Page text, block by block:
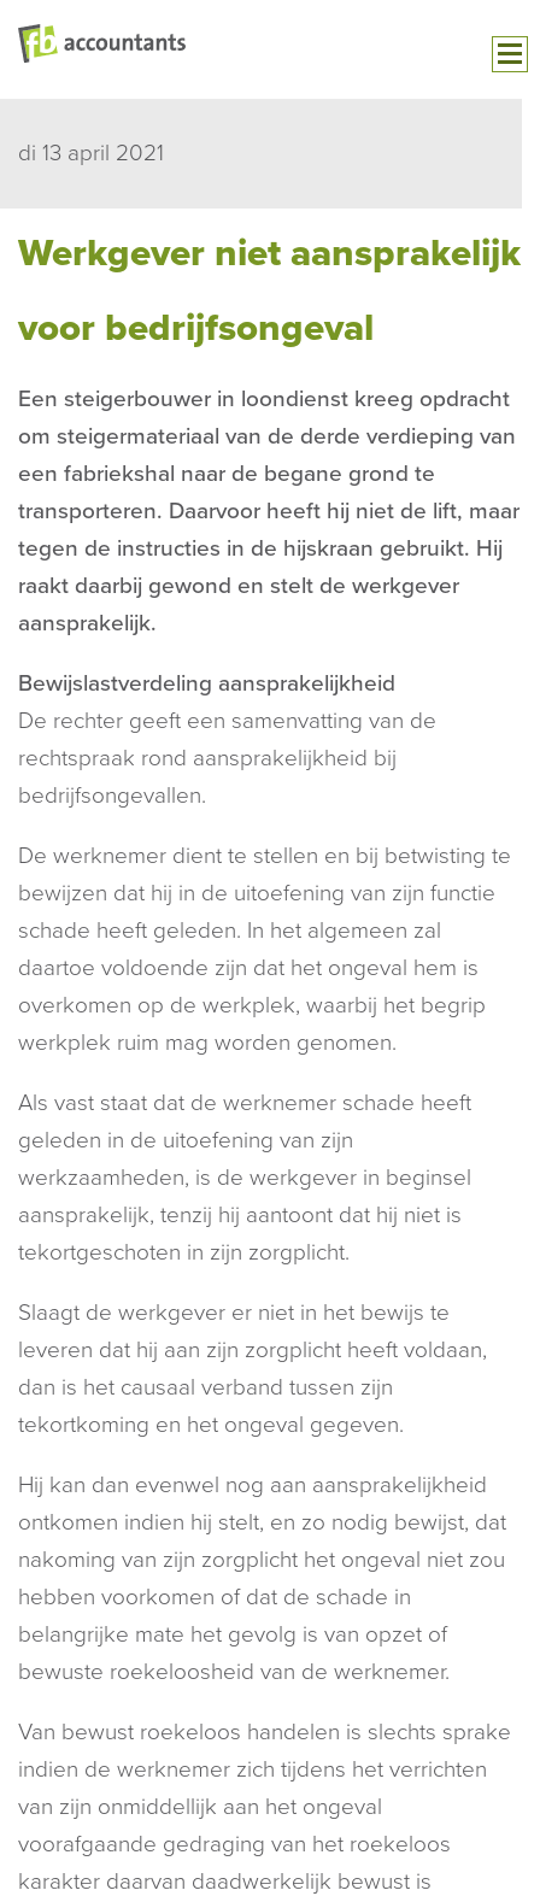
di 13 april 2021
Werkgever niet aansprakelijk
voor bedrijfsongeval
Een steigerbouwer in loondienst kreeg opdracht
om steigermateriaal van de derde verdieping van
een fabriekshal naar de begane grond te
transporteren. Daarvoor heeft hij niet de lift, maar
tegen de instructies in de hijskraan gebruikt. Hij
raakt daarbij gewond en stelt de werkgever
aansprakelijk.
Bewijslastverdeling aansprakelijkheid
De rechter geeft een samenvatting van de
rechtspraak rond aansprakelijkheid bij
bedrijfsongevallen.
De werknemer dient te stellen en bij betwisting te
bewijzen dat hij in de uitoefening van zijn functie
schade heeft geleden. In het algemeen zal
daartoe voldoende zijn dat het ongeval hem is
overkomen op de werkplek, waarbij het begrip
werkplek ruim mag worden genomen.
Als vast staat dat de werknemer schade heeft
geleden in de uitoefening van zijn
werkzaamheden, is de werkgever in beginsel
aansprakelijk, tenzij hij aantoont dat hij niet is
tekortgeschoten in zijn zorgplicht.
Slaagt de werkgever er niet in het bewijs te
leveren dat hij aan zijn zorgplicht heeft voldaan,
dan is het causaal verband tussen zijn
tekortkoming en het ongeval gegeven.
Hij kan dan evenwel nog aan aansprakelijkheid
ontkomen indien hij stelt, en zo nodig bewijst, dat
nakoming van zijn zorgplicht het ongeval niet zou
hebben voorkomen of dat de schade in
belangrijke mate het gevolg is van opzet of
bewuste roekeloosheid van de werknemer.
Van bewust roekeloos handelen is slechts sprake
indien de werknemer zich tijdens het verrichten
van zijn onmiddellijk aan het ongeval
voorafgaande gedraging van het roekeloos
karakter daarvan daadwerkelijk bewust is